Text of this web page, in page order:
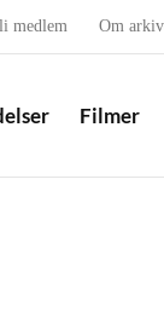
medlem Om
Filmer